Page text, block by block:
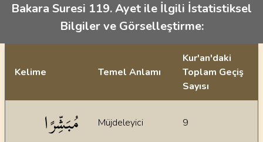
Bakara Suresi 119. Ayet ile İlgili İstatistiksel
Bilgiler ve Görselleştirme:
Kelime Temel Anlamı
Kur'an'daki
Toplam Geçiş
Sayısı
مُبَشِّرًا Müjdeleyici 9